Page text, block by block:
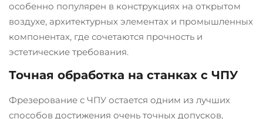
особенно популярен в конструкциях на открытом
воздухе, архитектурных элементах и промышленных
компонентах, где сочетаются прочность и
эстетические требования.
Точная обработка на станках с ЧПУ
Фрезерование с ЧПУ остается одним из лучших
способов достижения очень точных допусков,